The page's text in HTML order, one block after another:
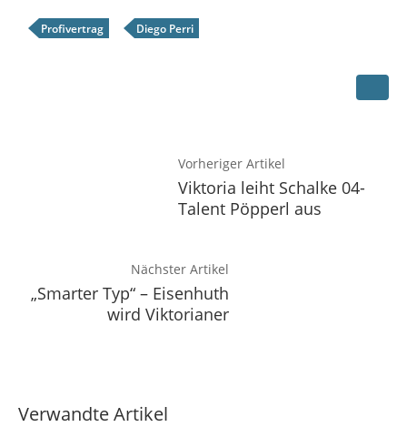
Profivertrag Diego Perri
Vorheriger Artikel
Viktoria leiht Schalke 04-
Talent Pöpperl aus
Nächster Artikel
„Smarter Typ“ – Eisenhuth
wird Viktorianer
Verwandte Artikel